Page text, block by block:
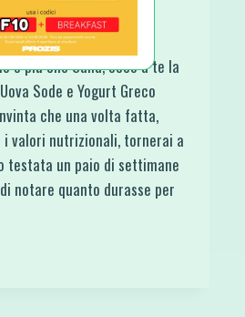
e più che Sana, ecco a te la
Sode e Yogurt Greco
che una volta fatta,
valori nutrizionali, tornerai a
testata un paio di settimane
notare quanto durasse per